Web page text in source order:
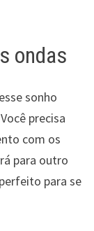
ondas
sonho
precisa
com os
para outro
para se